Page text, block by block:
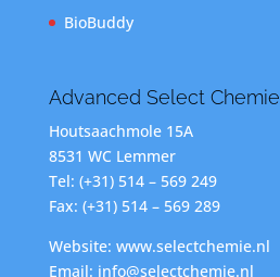
BioBuddy
Advanced Select Chemie
Houtsaachmole 15A
8531 WC Lemmer
Tel: (+31) 514 – 569 249
Fax: (+31) 514 – 569 289
Website: www.selectchemie.nl
Email: info@selectchemie.nl